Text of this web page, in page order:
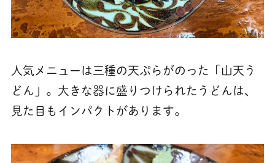
人気メニューは三種の天ぷらがのった「山天う
どん」。大きな器に盛りつけられたうどんは、
見た目もインパクトがあります。